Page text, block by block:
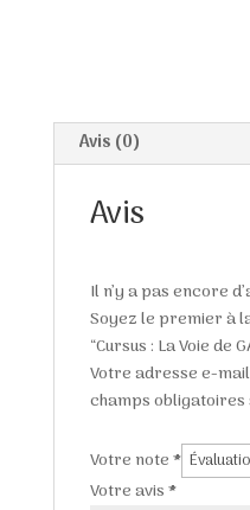
Avis (0)
Avis
Il n’y a pas encore
Soyez le premier à
“Cursus : La Voie de
Votre adresse e-
champs obligatoires
Votre note*
Votre avis*